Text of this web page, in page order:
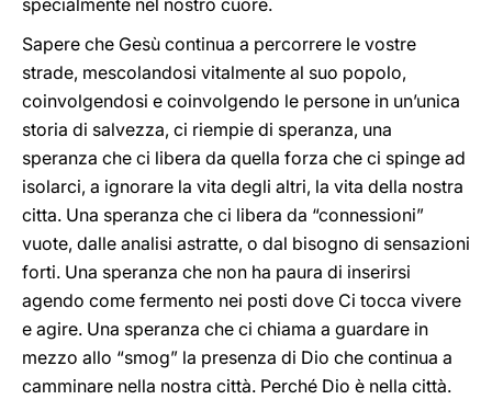
specialmente nel nostro cuore.
Sapere che Gesù continua a percorrere le vostre
strade, mescolandosi vitalmente al suo popolo,
coinvolgendosi e coinvolgendo le persone in un’unica
storia di salvezza, ci riempie di speranza, una
speranza che ci libera da quella forza che ci spinge ad
isolarci, a ignorare la vita degli altri, la vita della nostra
citta. Una speranza che ci libera da “connessioni”
vuote, dalle analisi astratte, o dal bisogno di sensazioni
forti. Una speranza che non ha paura di inserirsi
agendo come fermento nei posti dove Ci tocca vivere
e agire. Una speranza che ci chiama a guardare in
mezzo allo “smog” la presenza di Dio che continua a
camminare nella nostra città. Perché Dio è nella città.